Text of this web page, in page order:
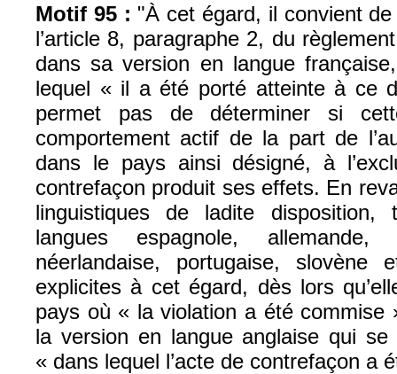
Motif 95 : "À cet égard, il convient
l’article 8, paragraphe 2, du
dans sa version en langue
lequel « il a été porté atteinte à ce
permet pas de déterminer si
comportement actif de la part de
dans le pays ainsi désigné, à
contrefaçon produit ses effets. En
linguistiques de ladite
langues espagnole, allemande,
néerlandaise, portugaise, slovène
explicites à cet égard, dès lors
pays où « la violation a été
la version en langue anglaise qui
« dans lequel l’acte de contrefaçon a